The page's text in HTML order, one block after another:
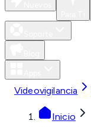
Videovigilancia
Inicio